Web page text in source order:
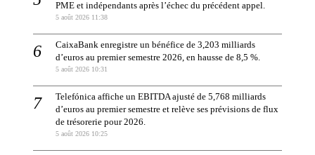
PME et indépendants après l’échec du précédent appel.
5 août 2026 11:38
CaixaBank enregistre un bénéfice de 3,203 milliards
d’euros au premier semestre 2026, en hausse de 8,5 %.
5 août 2026 10:31
Telefónica affiche un EBITDA ajusté de 5,768 milliards
d’euros au premier semestre et relève ses prévisions de flux
de trésorerie pour 2026.
5 août 2026 10:25